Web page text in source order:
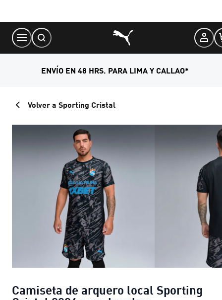
Content
ENVÍO EN 48 HRS. PARA LIMA Y CALLAO*
Volver a Sporting Cristal
Camiseta de arquero local Sporting